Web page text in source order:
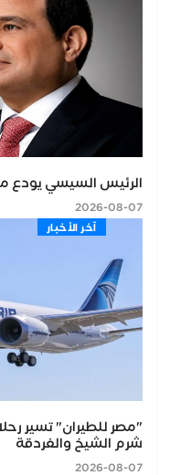
الرئيس السيسي يودع
2026-08-07
اّخر الأخبار
"مصر للطيران" تسير
شرم الشيخ والغردقة
2026-08-07